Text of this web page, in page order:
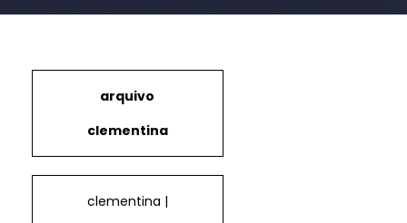
arquivo
clementina
clementina |